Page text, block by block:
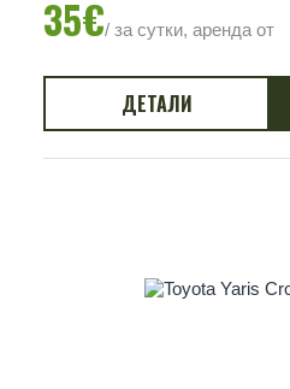
35€/ за сутки, аренда от
ДЕТАЛИ